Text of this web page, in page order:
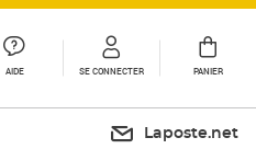
AIDE SE CONNECTER PANIER
Laposte.net